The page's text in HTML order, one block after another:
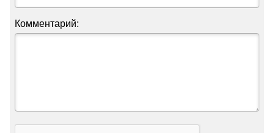
Комментарий: